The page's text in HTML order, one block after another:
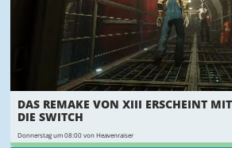
DAS REMAKE VON XIII ERSCHEINT
DIE SWITCH
Donnerstag um 08:00 von Heavenraiser